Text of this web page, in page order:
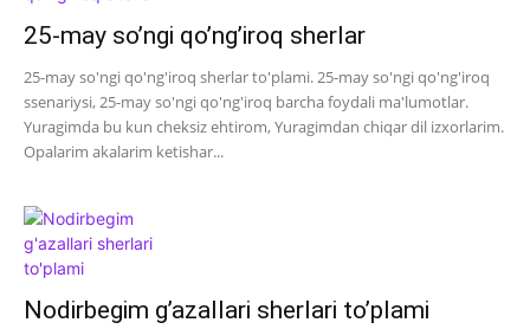
25-may so’ngi qo’ng’iroq sherlar
25-may so'ngi qo'ng'iroq sherlar to'plami. 25-may so'ngi qo'ng'iroq
ssenariysi, 25-may so'ngi qo'ng'iroq barcha foydali ma'lumotlar.
Yuragimda bu kun cheksiz ehtirom, Yuragimdan chiqar dil izxorlarim.
Opalarim akalarim ketishar...
Nodirbegim g’azallari sherlari to’plami